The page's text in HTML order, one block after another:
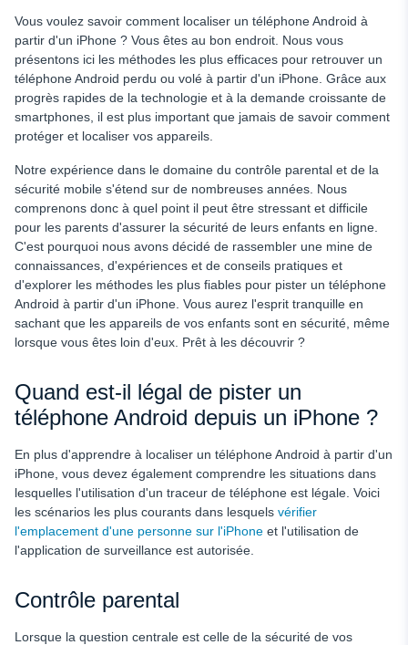
Vous voulez savoir comment localiser un téléphone Android à
partir d'un iPhone ? Vous êtes au bon endroit. Nous vous
présentons ici les méthodes les plus efficaces pour retrouver un
téléphone Android perdu ou volé à partir d'un iPhone. Grâce aux
progrès rapides de la technologie et à la demande croissante de
smartphones, il est plus important que jamais de savoir comment
protéger et localiser vos appareils.
Notre expérience dans le domaine du contrôle parental et de la
sécurité mobile s'étend sur de nombreuses années. Nous
comprenons donc à quel point il peut être stressant et difficile
pour les parents d'assurer la sécurité de leurs enfants en ligne.
C'est pourquoi nous avons décidé de rassembler une mine de
connaissances, d'expériences et de conseils pratiques et
d'explorer les méthodes les plus fiables pour pister un téléphone
Android à partir d'un iPhone. Vous aurez l'esprit tranquille en
sachant que les appareils de vos enfants sont en sécurité, même
lorsque vous êtes loin d'eux. Prêt à les découvrir ?
Quand est-il légal de pister un
téléphone Android depuis un iPhone ?
En plus d'apprendre à localiser un téléphone Android à partir d'un
iPhone, vous devez également comprendre les situations dans
lesquelles l'utilisation d'un traceur de téléphone est légale. Voici
les scénarios les plus courants dans lesquels vérifier
l'emplacement d'une personne sur l'iPhone et l'utilisation de
l'application de surveillance est autorisée.
Contrôle parental
Lorsque la question centrale est celle de la sécurité de vos
Solution 6 : Suivre Android depuis l'iPhone via Find My
Device
Conclusion